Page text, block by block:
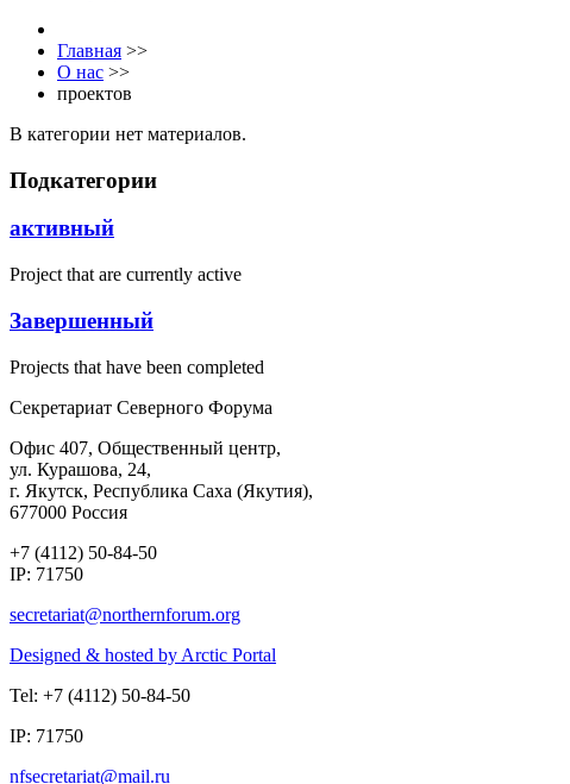
Главная >>
О нас >>
проектов
В категории нет материалов.
Подкатегории
активный
Project that are currently active
Завершенный
Projects that have been completed
Секретариат Северного Форума
Офис 407, Общественный центр,
ул. Курашова, 24,
г. Якутск, Республика Саха (Якутия),
677000 Россия
+7 (4112) 50-84-50
IP: 71750
Designed & hosted by Arctic Portal
Tel: +7 (4112) 50-84-50
IP: 71750